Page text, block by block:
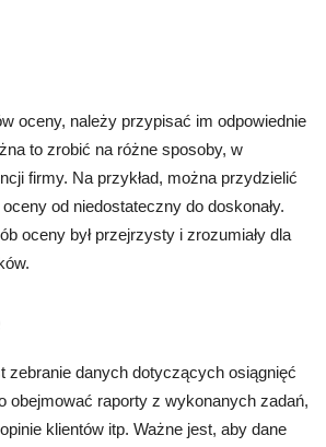
oceny, należy przypisać im odpowiednie
to zrobić na różne sposoby, w
firmy. Na przykład, można przydzielić
od niedostateczny do doskonały.
oceny był przejrzysty i zrozumiały dla
zebranie danych dotyczących osiągnięć
obejmować raporty z wykonanych zadań,
klientów itp. Ważne jest, aby dane